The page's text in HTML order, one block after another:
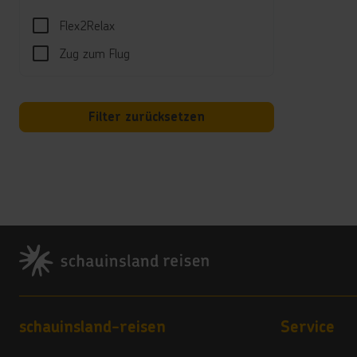
Flex2Relax
Zug zum Flug
Filter zurücksetzen
Footer
Footer navigation
schauinsland-reisen Service